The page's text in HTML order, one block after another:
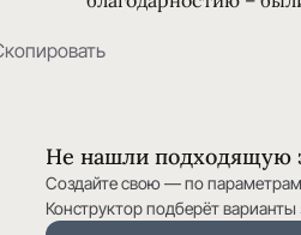
Не нашли подходящую
Создайте свою — по
Конструктор подберёт варианты